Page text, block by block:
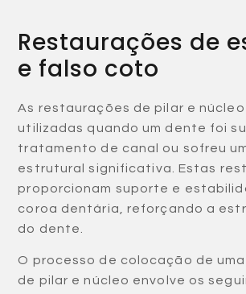
Restaurações de
e falso coto
As restaurações de pilar e núcleo
utilizadas quando um dente foi
tratamento de canal ou sofreu
estrutural significativa. Estas
proporcionam suporte e
coroa dentária, reforçando a
do dente.
O processo de colocação de
de pilar e núcleo envolve os